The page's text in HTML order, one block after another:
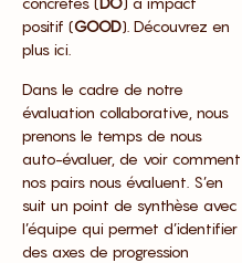
positif (GOOD). Découvrez en
plus ici.
Dans le cadre de notre
évaluation collaborative, nous
prenons le temps de nous
auto-évaluer, de voir comment
nos pairs nous évaluent. S’en
suit un point de synthèse avec
l’équipe qui permet d’identifier
des axes de progression